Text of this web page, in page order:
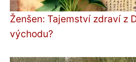
Ženšen: Tajemství zdraví z
východu?